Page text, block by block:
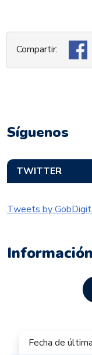
Síguenos
TWITTER
Tweets by
Fecha de